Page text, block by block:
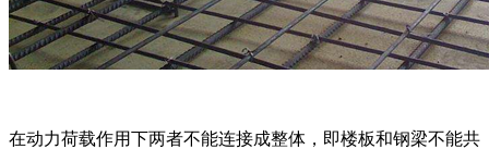
在动力荷载作用下两者不能连接成整体，即楼板和钢梁不能共